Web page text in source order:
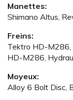
Manettes:
Shimano Altus,
Freins:
Tektro HD-M286,
HD-M286,
Moyeux:
Alloy 6 Bolt Disc,